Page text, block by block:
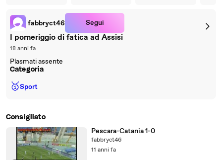
fabbryct46 Segui
I pomeriggio di fatica ad Assisi
18 anni fa
Plasmati assente
Categoria
🥇Sport
Consigliato
Pescara-Catania 1-0
fabbryct46
11 anni fa